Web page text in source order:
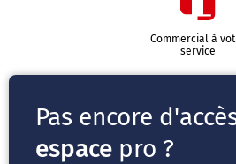
Commercial à
service
Pas encore
espace pro ?